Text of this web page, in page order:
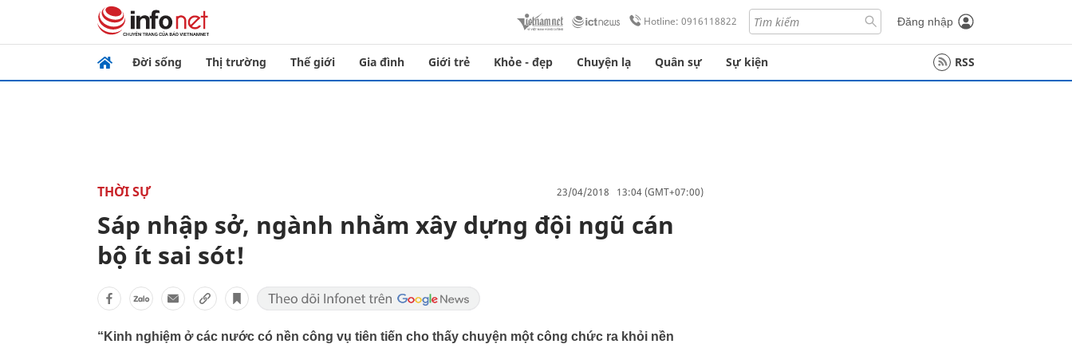
Hotline: 0916118822 Đăng nhập
Đời sống Thị trường Thế giới Gia đình Giới trẻ Khỏe - đẹp Chuyện lạ Quân sự Sự kiện RSS
THỜI SỰ 23/04/2018 13:04 (GMT+07:00)
Sáp nhập sở, ngành nhằm xây dựng đội ngũ cán
bộ ít sai sót!
“Kinh nghiệm ở các nước có nền công vụ tiên tiến cho thấy chuyện một công chức ra khỏi nền